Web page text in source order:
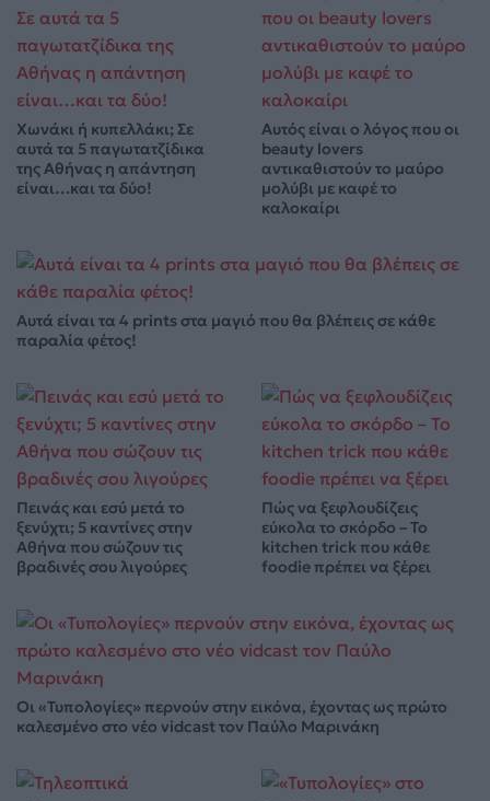
Χωνάκι ή κυπελλάκι; Σε
αυτά τα 5 παγωτατζίδικα
της Αθήνας η απάντηση
είναι…και τα δύο!
Αυτός είναι ο λόγος που οι
beauty lovers
αντικαθιστούν το μαύρο
μολύβι με καφέ το
καλοκαίρι
Αυτά είναι τα 4 prints στα μαγιό που θα βλέπεις σε κάθε
παραλία φέτος!
Πεινάς και εσύ μετά το
ξενύχτι; 5 καντίνες στην
Αθήνα που σώζουν τις
βραδινές σου λιγούρες
Πώς να ξεφλουδίζεις
εύκολα το σκόρδο – Το
kitchen trick που κάθε
foodie πρέπει να ξέρει
Οι «Τυπολογίες» περνούν στην εικόνα, έχοντας ως πρώτο
καλεσμένο στο νέο vidcast τον Παύλο Μαρινάκη